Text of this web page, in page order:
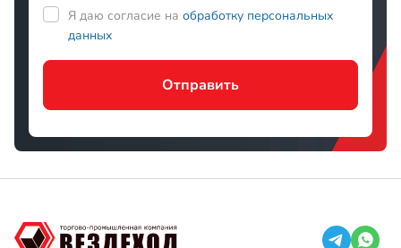
Каталог
Запчасти ГАЗ-71